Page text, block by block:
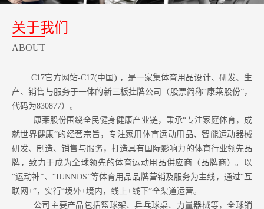
关于我们
ABOUT
C17官方网站-C17(中国) ，是一家集体育用品设计、研发、生
产、销售与服务于一体的新三板挂牌公司（股票简称“康莱股份”，
代码为830877）。
康莱股份围绕全民健身健康产业链，秉承“专注家庭体育，成
就世界健康”的经营宗旨，专注家用体育运动用品、智能运动器械
研发、制造、销售与服务，打造具有国际影响力的体育行业领先品
牌，致力于成为全球领先的体育运动用品供应商（品牌商）。以
“运动神”、“IUNNDS”等体育用品品牌营销及服务为主线，通过“互
联网+”，实行“境外+境内，线上+线下”全渠道运营。
公司主要产品包括篮球架、乒乓球桌、力量器械等，全球销